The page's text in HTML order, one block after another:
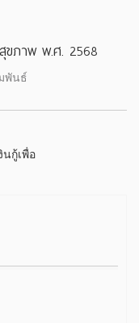
ขภาพ พ.ศ. 2568
พันธ์
กู้เพื่อ